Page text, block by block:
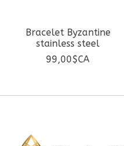
Bracelet Byzantine
stainless steel
99,00$CA